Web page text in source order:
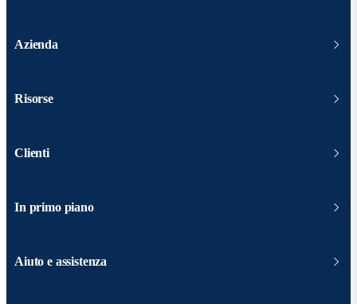
Azienda
Risorse
Clienti
In primo piano
Aiuto e assistenza